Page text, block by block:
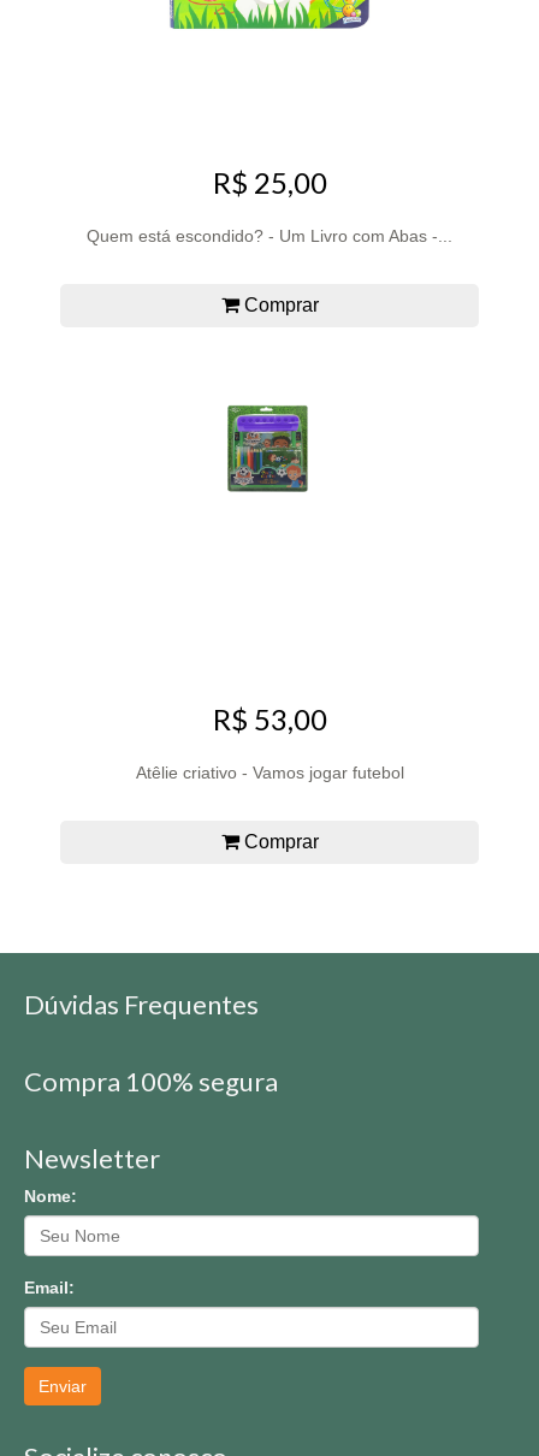
R$ 25,00
Quem está escondido? - Um Livro com Abas -...
Comprar
R$ 53,00
Atêlie criativo - Vamos jogar futebol
Comprar
Dúvidas Frequentes
Compra 100% segura
Newsletter
Nome:
Email:
Enviar